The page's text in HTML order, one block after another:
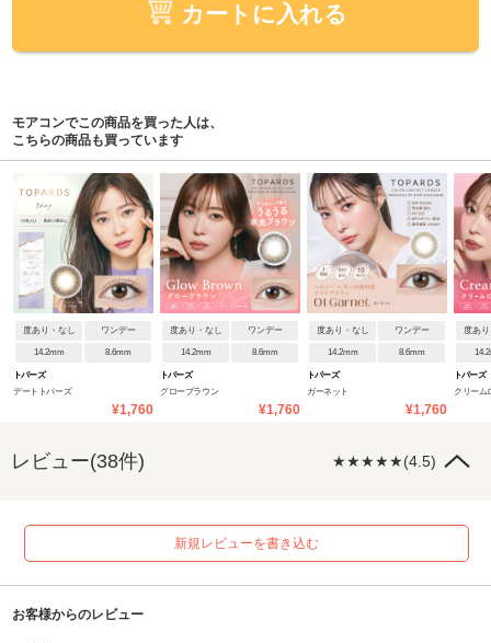
カートに入れる
モアコンでこの商品を買った人は、
こちらの商品も買っています
度あり・なし ワンデー
14.2mm 8.6mm
トパーズ
デートトパーズ
¥1,760
度あり・なし ワンデー
14.2mm 8.6mm
トパーズ
グローブラウン
¥1,760
度あり・なし ワンデー
14.2mm 8.6mm
トパーズ
ガーネット
¥1,760
度あ
トパーズ
クリーム
レビュー(38件) ★★★★★(4.5)
新規レビューを書き込む
お客様からのレビュー